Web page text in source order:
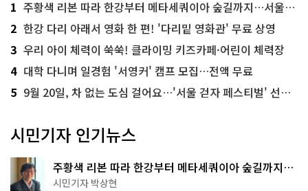
1 주황색 리본 따라 한강부터 메타세쿼이아 숲길까지…서울둘레길 15코스
2 한강 다리 아래서 영화 한 편! '다리밑 영화관' 무료 상영
3 우리 아이 체력이 쑥쑥! 클라이밍 키즈카페·어린이 체력장
4 대학 다니며 일경험 '서영커' 캠프 모집…전액 무료
5 9월 20일, 차 없는 도심 걸어요…'서울 걷자 페스티벌' 선착순 5천명
시민기자 인기뉴스
주황색 리본 따라 한강부터 메타세쿼이아 숲길까지…
서울둘레길 15코스
시민기자 박상현